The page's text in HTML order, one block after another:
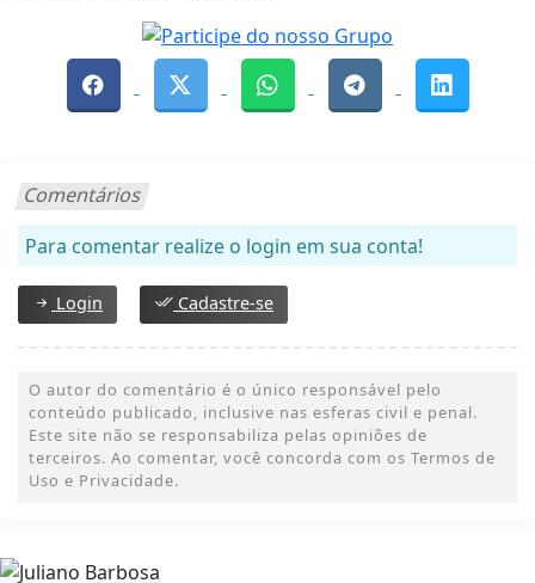
Comentários
Para comentar realize o login em sua conta!
Login Cadastre-se
O autor do comentário é o único responsável pelo
conteúdo publicado, inclusive nas esferas civil e penal.
Este site não se responsabiliza pelas opiniões de
terceiros. Ao comentar, você concorda com os Termos de
Uso e Privacidade.